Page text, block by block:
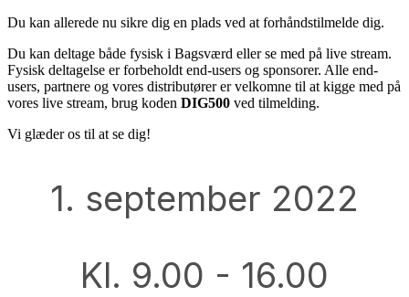
Du kan allerede nu sikre dig en plads ved at forhåndstilmelde dig.
Du kan deltage både fysisk i Bagsværd eller se med på live stream.
Fysisk deltagelse er forbeholdt end-users og sponsorer. Alle end-
users, partnere og vores distributører er velkomne til at kigge med på
vores live stream, brug koden DIG500 ved tilmelding.
Vi glæder os til at se dig!
1. september 2022
Kl. 9.00 - 16.00